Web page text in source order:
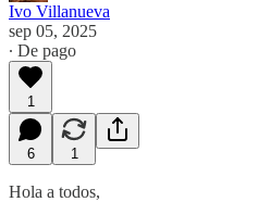
Ivo Villanueva
sep 05, 2025
∙ De pago
1
6 1
Hola a todos,